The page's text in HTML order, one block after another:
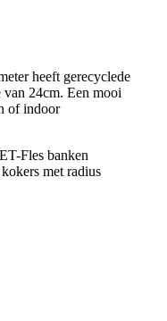
heeft gerecyclede
van 24cm. Een mooi
of indoor
Fles banken
met radius